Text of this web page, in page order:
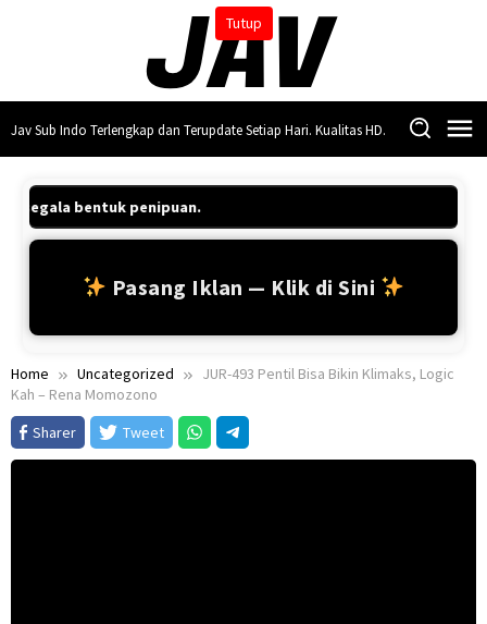
Tutup
Jav Sub Indo Terlengkap dan Terupdate Setiap Hari. Kualitas HD.
bentuk penipuan.
Pasang Iklan — Klik di Sini
Home Uncategorized
JUR-493 Pentil Bisa Bikin Klimaks, Logic
Kah – Rena Momozono
Sharer
Tweet